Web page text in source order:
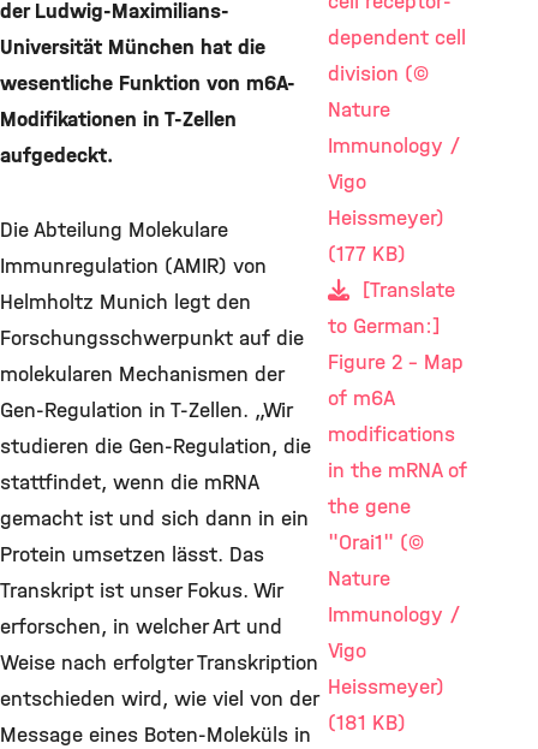
der Ludwig-Maximilians-
Universität München hat die
wesentliche Funktion von m6A-
Modifikationen in T-Zellen
aufgedeckt.
Die Abteilung Molekulare
Immunregulation (AMIR) von
Helmholtz Munich legt den
Forschungsschwerpunkt auf die
molekularen Mechanismen der
Gen-Regulation in T-Zellen. „Wir
studieren die Gen-Regulation, die
stattfindet, wenn die mRNA
gemacht ist und sich dann in ein
Protein umsetzen lässt. Das
Transkript ist unser Fokus. Wir
erforschen, in welcher Art und
Weise nach erfolgter Transkription
entschieden wird, wie viel von der
Message eines Boten-Moleküls in
dependent cell
division (©
Nature
Immunology /
Vigo
Heissmeyer)
(177 KB)
[Translate
to German:]
Figure 2 - Map
of m6A
modifications
in the mRNA of
the gene
"Orai1" (©
Nature
Immunology /
Vigo
Heissmeyer)
(181 KB)